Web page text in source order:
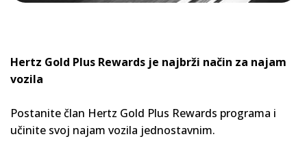
Hertz Gold Plus Rewards je najbrži način za najam
vozila
Postanite član Hertz Gold Plus Rewards programa i
učinite svoj najam vozila jednostavnim.